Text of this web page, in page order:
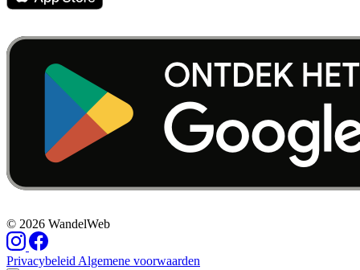
© 2026 WandelWeb
PrivacybeleidAlgemene voorwaarden